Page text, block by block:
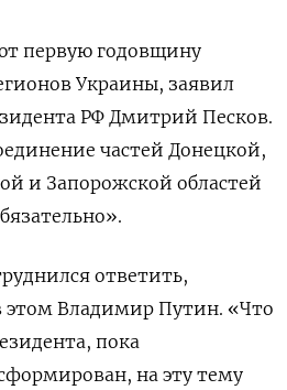
первую годовщину
Украины, заявил
РФ Дмитрий Песков.
частей Донецкой,
и Запорожской областей
ответить,
этом Владимир Путин. «Что
пока
на эту тему